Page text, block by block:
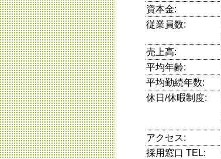
資本金:
従業員数:
売上高:
平均年齢:
平均勤続年数:
休日/休暇制度:
アクセス:
採用窓口 TEL: